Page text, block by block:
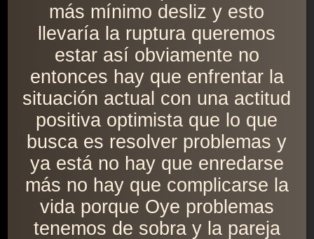
más mínimo desliz y esto
llevaría la ruptura queremos
estar así obviamente no
entonces hay que enfrentar la
situación actual con una actitud
positiva optimista que lo que
busca es resolver problemas y
ya está no hay que enredarse
más no hay que complicarse la
vida porque Oye problemas
tenemos de sobra y la pareja